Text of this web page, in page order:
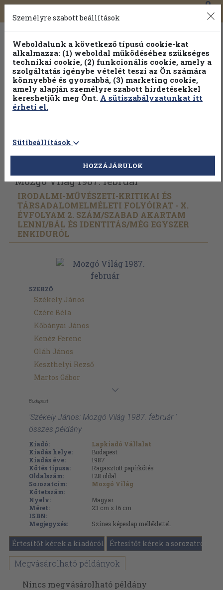
Toggle
navigation
0
Válogasson több mint 1.000.000 kiadványunk közül
100% kedvezménnyel!
Vissza az előző oldalra Válasszon példányt
Mozgó Világ 1987. február
IRODALMI-MŰVÉSZETI-KRITIKAI ÉS
TÁRSADALOMELMÉLETI FOLYÓIRAT - X.
ÉVFOLYAM 2. SZÁM/SZABAD AKARTAM
LENNI/BÁL ÉS IDENTITÁS/MÉG EGYSZER
ENKIDURÓL
SZERZŐ
Székely János
Czére Béla
Kőbányai János
Kenéz Ferenc
Oláh János
Keszthelyi Rezső
Martos Gábor
Budapest
'Székely János: Mozgó Világ 1987. február '
összes példány
Kiadó:
Lapkiadó Vállalat
Kiadás helye:
Budapest
Kiadás éve:
1987
Kötés típusa:
Ragasztott papírkötés
Oldalszám:
128 oldal
Sorozatcím:
Mozgó Világ
Kötetszám:
Nyelv:
Magyar
Méret:
23 cm x 16 cm
ISBN:
Megjegyzés:
Színes képeslap melléklettel.
Értesítőt kérek a kiadóról Értesítőt kérek a sorozatról
Megvásárolható példányok
Nincs megvásárolható példány
Személyre szabott beállítások
Weboldalunk a következő típusú cookie-kat
alkalmazza: (1) weboldal működéséhez szükséges
technikai cookie, (2) funkcionális cookie, amely a
szolgáltatás igénybe vételét teszi az Ön számára
könnyebbé és gyorsabbá, (3) marketing cookie,
amely alapján személyre szabott hirdetésekkel
kereshetjük meg Önt. A sütiszabályzatunkat itt
érheti el.
Sütibeállítások
HOZZÁJÁRULOK